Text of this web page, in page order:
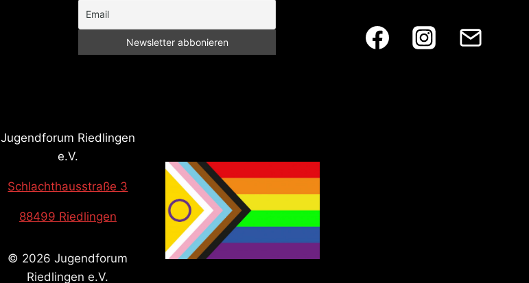
Jugendforum Riedlingen
e.V.
Schlachthausstraße 3
88499 Riedlingen
© 2026 Jugendforum
Riedlingen e.V.